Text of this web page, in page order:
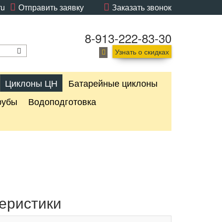
Заказать звонок
Отправить заявку
8-913-222-83-30
Узнать о скидках
Циклоны ЦН
Батарейные циклоны
Водоподготовка